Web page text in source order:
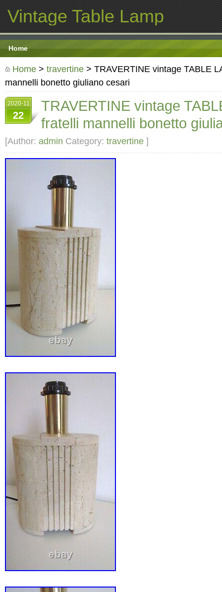
Vintage Table Lamp
Home
Home > travertine > TRAVERTINE vintage TABLE
mannelli bonetto giuliano cesari
2020-11
22
TRAVERTINE vintage
fratelli mannelli bonetto
[Author: admin Category: travertine ]